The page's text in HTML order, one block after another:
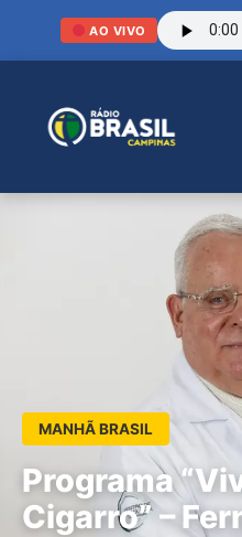
AO VIVO
MANHÃ BRASIL
Programa
Cigarro” –